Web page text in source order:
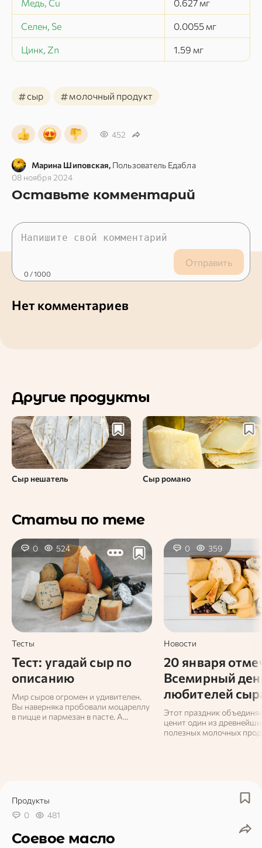
Медь, Cu 0.627 мг
Селен, Se 0.0055 мг
Цинк, Zn 1.59 мг
#сыр #молочный продукт
452
Марина Шиповская, Пользователь Едабла
08 ноября 2024
Оставьте комментарий
Отправить
0 / 1000
Нет комментариев
Другие продукты
Сыр нешатель Сыр романо
Статьи по теме
0 524
Тесты
Тест: угадай сыр по
описанию
Мир сыров огромен и удивителен.
Вы наверняка пробовали моцареллу
в пицце и пармезан в пасте. А
0 359
Новости
20 января
Всемирный
любителей
Этот праздник
ценит один из
полезных молочных
Продукты
0
481
Соевое масло